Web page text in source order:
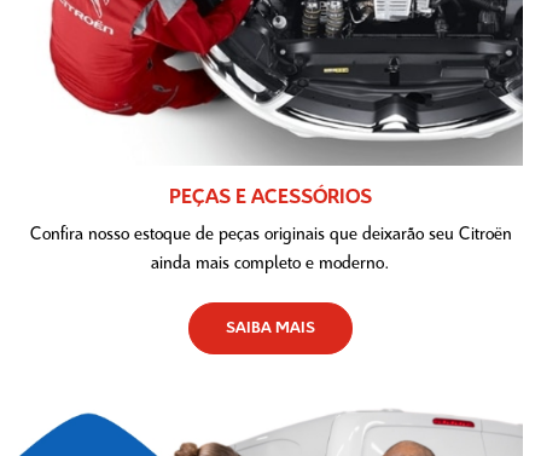
PEÇAS E ACESSÓRIOS
Confira nosso estoque de peças originais que deixarão seu Citroën
ainda mais completo e moderno.
SAIBA MAIS